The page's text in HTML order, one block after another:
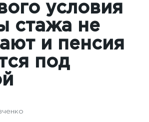
условия
стажа не
и пенсия
под